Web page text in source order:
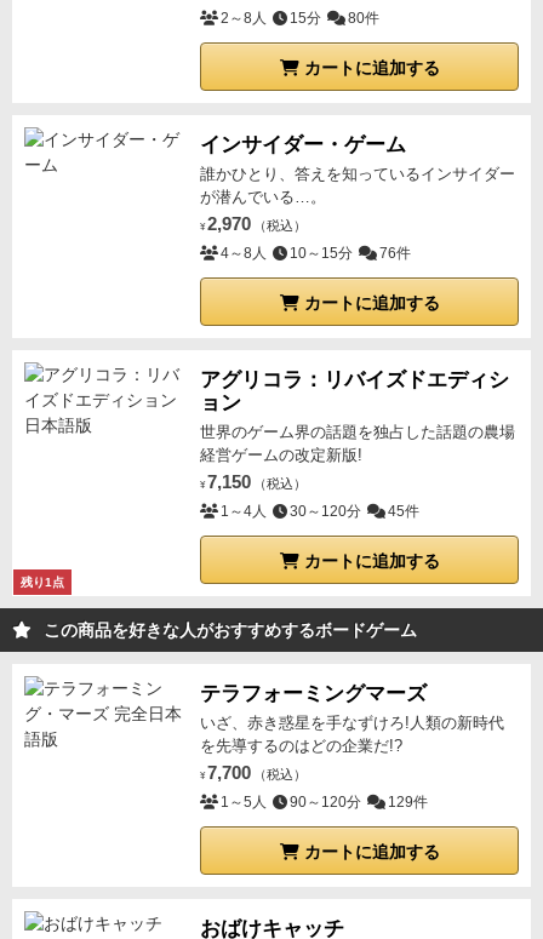
2～8人 15分 80件
カートに追加する
インサイダー・ゲーム
誰かひとり、答えを知っているインサイダー
が潜んでいる…。
¥ 2,970 （税込）
4～8人 10～15分 76件
カートに追加する
残り1点
アグリコラ：リバイズドエディシ
ョン
世界のゲーム界の話題を独占した話題の農場
経営ゲームの改定新版!
¥ 7,150 （税込）
1～4人 30～120分 45件
カートに追加する
この商品を好きな人がおすすめするボードゲーム
テラフォーミングマーズ
いざ、赤き惑星を手なずけろ!人類の新時代
を先導するのはどの企業だ!?
¥ 7,700 （税込）
1～5人 90～120分 129件
カートに追加する
おばけキャッチ